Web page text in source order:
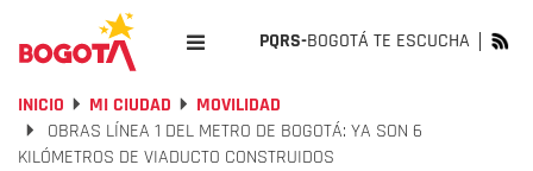
PQRS-BOGOTÁ TE ESCUCHA
INICIO MI CIUDAD
MOVILIDAD
OBRAS LÍNEA 1 DEL METRO DE BOGOTÁ: YA SON 6
KILÓMETROS DE VIADUCTO CONSTRUIDOS